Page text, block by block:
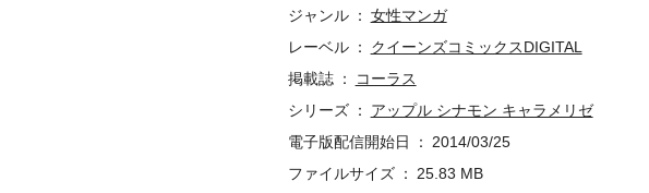
ジャンル
女性マンガ
レーベル
クイーンズコミックスDIGITAL
掲載誌
コーラス
シリーズ
アップル シナモン キャラメリゼ
電子版配信開始日
2014/03/25
ファイルサイズ
25.83 MB